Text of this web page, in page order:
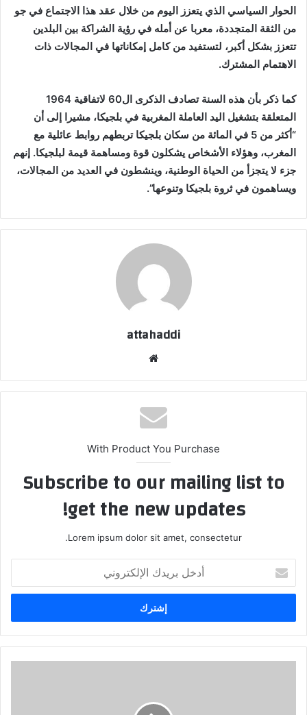
الحوار السياسي الذي يتعزز اليوم من خلال عقد هذا الاجتماع في جو
من الثقة المتجددة، معربا عن أمله في رؤية الشراكة بين البلدين
تتعزز بشكل أكبر، لتستفيد من كامل إمكاناتها في المجالات ذات
الاهتمام المشترك.
كما ذكر بأن هذه السنة تصادف الذكرى ال60 لاتفاقية 1964
المتعلقة بتشغيل اليد العاملة المغربية في بلجيكا، مشيرا إلى أن
“أكثر من 5 في المائة من سكان بلجيكا تربطهم روابط عائلية مع
المغرب، وهؤلاء الأشخاص يشكلون قوة ومساهمة قيمة لبلجيكا. إنهم
جزء لا يتجزأ من الحياة الوطنية، وينشطون في العديد من المجالات،
ويساهمون في ثروة بلجيكا وتنوعها”.
attahaddi
With Product You Purchase
Subscribe to our mailing list to
get the new updates!
Lorem ipsum dolor sit amet, consectetur.
بريدك
الإلكتروني